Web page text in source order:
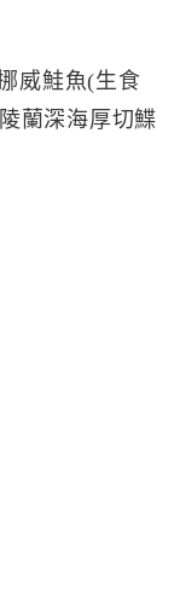
威鮭魚(生食
蘭深海厚切鰈